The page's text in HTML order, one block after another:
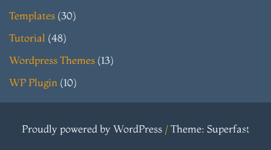
Templates (30)
Tutorial (48)
Wordpress Themes (13)
WP Plugin (10)
Proudly powered by WordPress /Theme: Superfast